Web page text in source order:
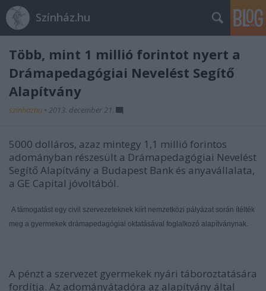
Színház.hu
Több, mint 1 millió forintot nyert a
Drámapedagógiai Nevelést Segítő
Alapítvány
szinhazhu • 2013. december 21.
5000 dolláros, azaz mintegy 1,1 millió forintos
adományban részesült a Drámapedagógiai Nevelést
Segítő Alapítvány a Budapest Bank és anyavállalata,
a GE Capital jóvoltából.
A támogatást egy civil szervezeteknek kiírt nemzetközi pályázat során ítélték
meg a gyermekek drámapedagógiai oktatásával foglalkozó alapítványnak.
A pénzt a szervezet gyermekek nyári táboroztatására
fordítja. Az adományátadóra az alapítvány által